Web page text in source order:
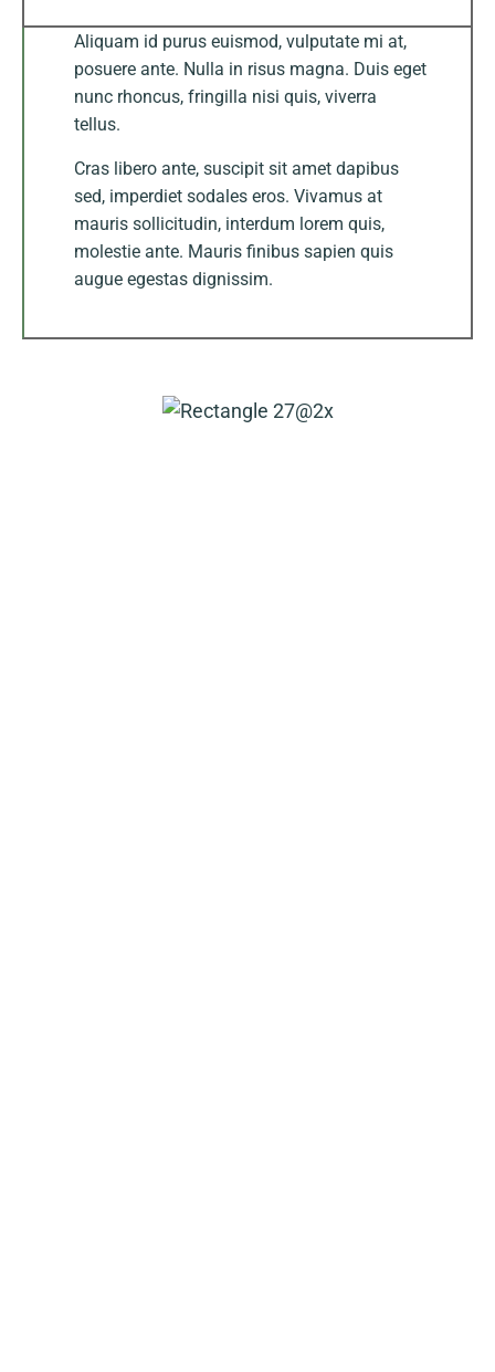
Aliquam id purus euismod, vulputate mi at,
posuere ante. Nulla in risus magna. Duis eget
nunc rhoncus, fringilla nisi quis, viverra
tellus.
Cras libero ante, suscipit sit amet dapibus
sed, imperdiet sodales eros. Vivamus at
mauris sollicitudin, interdum lorem quis,
molestie ante. Mauris finibus sapien quis
augue egestas dignissim.